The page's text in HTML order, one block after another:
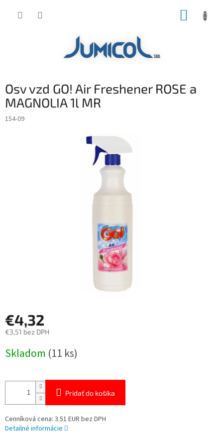
Osv vzd GO! Air Freshener ROSE a
MAGNOLIA 1l MR
154-09
€4,32
€3,51 bez DPH
cena:
Skladom (11 ks)
Pridať do košíka
Cenníková cena: 3.51 EUR bez DPH
Detailné informácie